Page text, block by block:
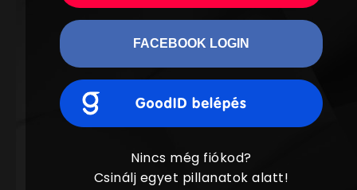
FACEBOOK LOGIN
Nincs még fiókod?
Csinálj egyet pillanatok alatt!